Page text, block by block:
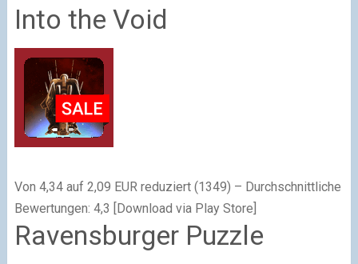
Into the Void
Von 4,34 auf 2,09 EUR reduziert (1349) – Durchschnittliche
Bewertungen: 4,3 [Download via Play Store]
Ravensburger Puzzle